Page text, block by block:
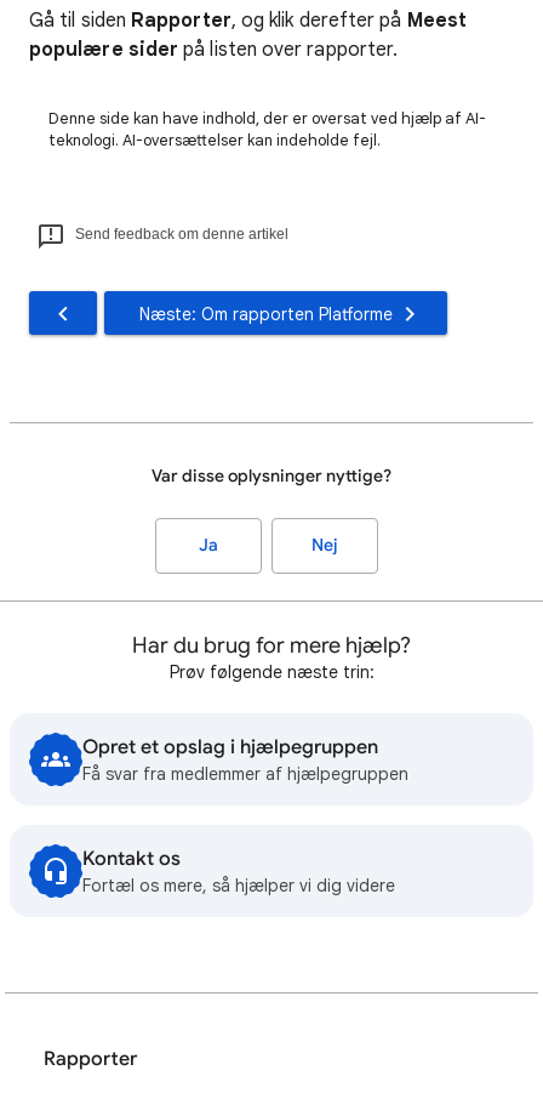
Gå til siden Rapporter, og klik derefter på Meest
populære sider på listen over rapporter.
Denne side kan have indhold, der er oversat ved hjælp af AI-
teknologi. AI-oversættelser kan indeholde fejl.
Send feedback om denne artikel
Næste: Om rapporten Platforme
Var disse oplysninger nyttige?
Ja Nej
Har du brug for mere hjælp?
Prøv følgende næste trin:
Opret et opslag i hjælpegruppen
Få svar fra medlemmer af hjælpegruppen
Kontakt os
Fortæl os mere, så hjælper vi dig videre
Rapporter